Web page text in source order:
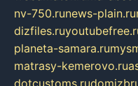
nv-750.runews-plain.ru
dizfiles.ru
planeta-samara.ru
matrasy-kemerovo.ru
dotcustoms.ru